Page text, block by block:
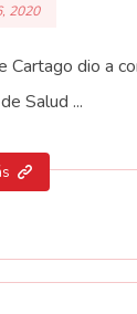
2020
Cartago dio a
Salud ...